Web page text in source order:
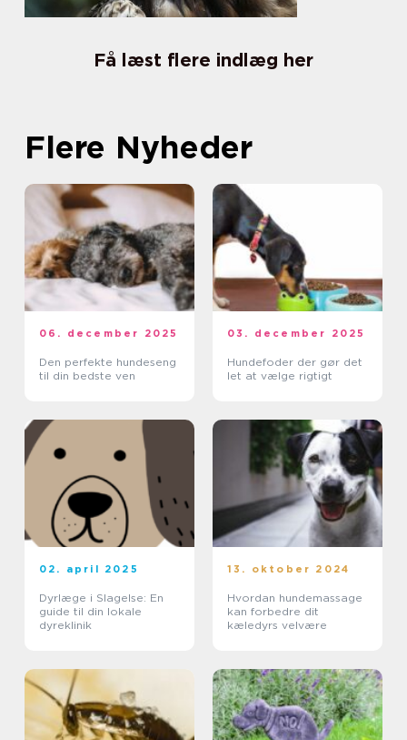
Få læst flere indlæg her
Flere Nyheder
06. december 2025
Den perfekte hundeseng
til din bedste ven
03. december 2025
Hundefoder der gør det
let at vælge rigtigt
02. april 2025
Dyrlæge i Slagelse: En
guide til din lokale
dyreklinik
13. oktober 2024
Hvordan hundemassage
kan forbedre dit
kæledyrs velvære